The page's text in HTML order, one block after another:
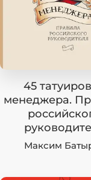
45
менеджера.
Максим